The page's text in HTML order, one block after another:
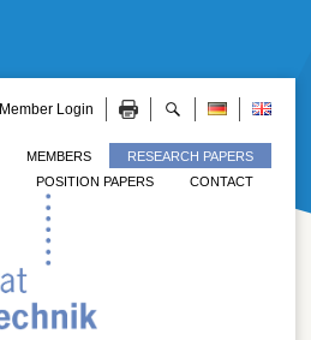
Member Login
MEMBERS
RESEARCH PAPERS
POSITION PAPERS
CONTACT